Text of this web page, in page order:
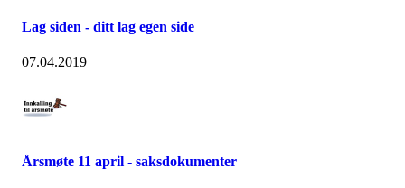
Lag siden - ditt lag egen side
07.04.2019
Årsmøte 11 april - saksdokumenter